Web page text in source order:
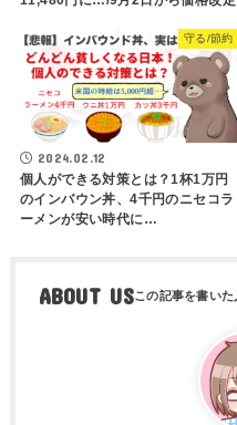
守る/節約
2024.02.12
個人ができる対策とは？1杯1万円
のインバウン丼、4千円のニセコラ
ーメンが安い時代に…
ABOUT US